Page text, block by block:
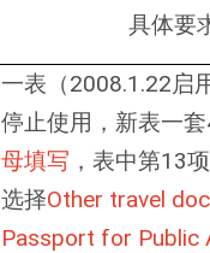
具体要
一表（2008.1.22启
停止使用，新表一套
母填写 ，表中第13
选择Other travel
Passport for Public